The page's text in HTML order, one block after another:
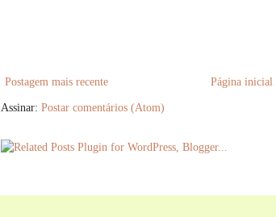
Postagem mais recente Página inicial
Assinar: Postar comentários (Atom)